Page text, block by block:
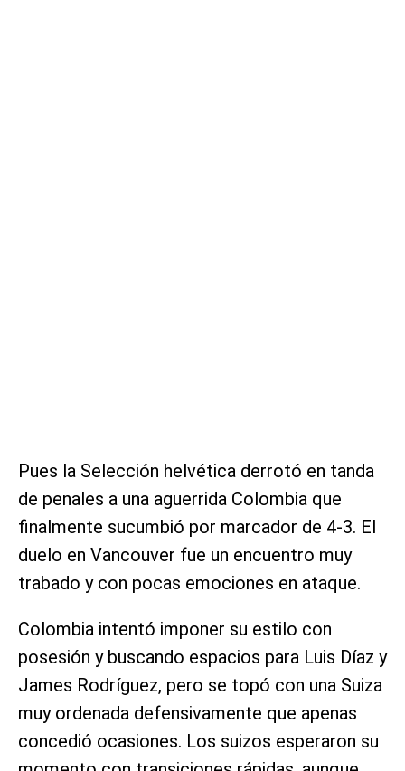
Pues la Selección helvética derrotó en tanda
de penales a una aguerrida Colombia que
finalmente sucumbió por marcador de 4-3. El
duelo en Vancouver fue un encuentro muy
trabado y con pocas emociones en ataque.
Colombia intentó imponer su estilo con
posesión y buscando espacios para Luis Díaz y
James Rodríguez, pero se topó con una Suiza
muy ordenada defensivamente que apenas
concedió ocasiones. Los suizos esperaron su